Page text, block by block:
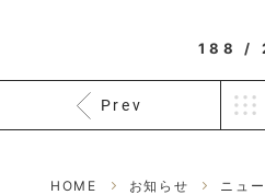
188 /
Prev
HOME お知らせ
ニュ